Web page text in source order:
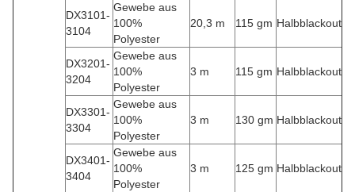
DX3101-
3104
Gewebe aus
100%
Polyester
20,3 m 115 gm Halbblackout
DX3201-
3204
Gewebe aus
100%
Polyester
3 m 115 gm Halbblackout
DX3301-
3304
Gewebe aus
100%
Polyester
3 m 130 gm Halbblackout
DX3401-
3404
Gewebe aus
100%
Polyester
3 m 125 gm Halbblackout